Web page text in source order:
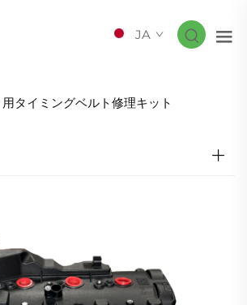
JA
タイミングベルト修理キット